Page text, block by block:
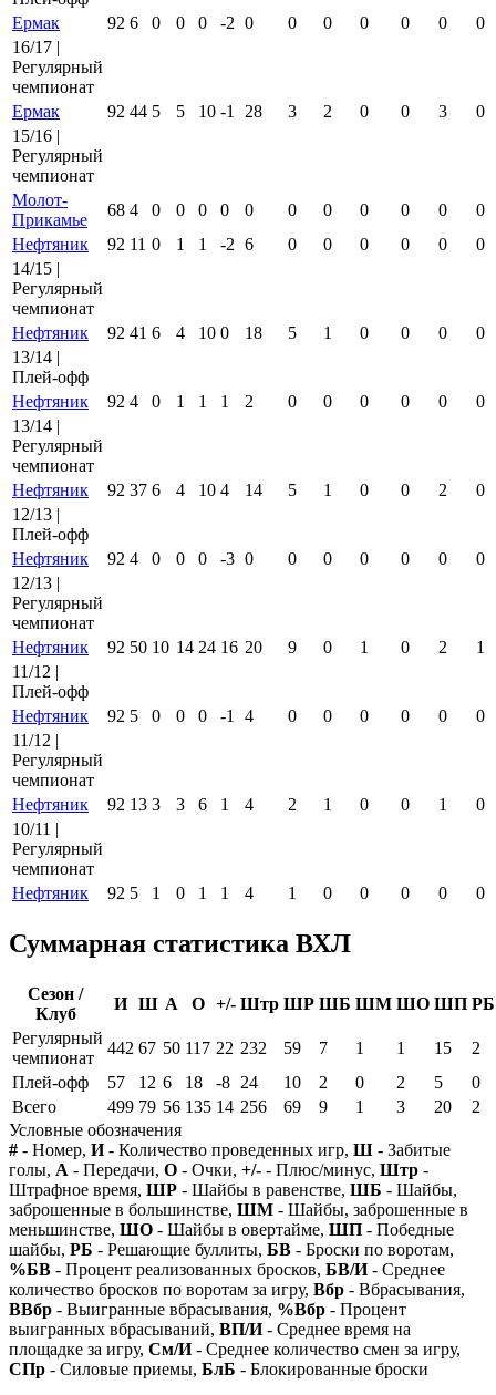
Ермак
92 6 0 0 0 -2 0 0 0 0 0 0
0
16/17 |
Регулярный
чемпионат
Ермак
92 44 5 5 10 -1 28 3 2 0 0 3
0
15/16 |
Регулярный
чемпионат
Молот-
Прикамье
68 4 0 0 0 0 0 0 0 0 0 0
0
Нефтяник
92 11 0 1 1 -2 6 0 0 0 0 0
0
14/15 |
Регулярный
чемпионат
Нефтяник
92 41 6 4 10 0 18 5 1 0 0 0
0
13/14 |
Плей-офф
Нефтяник
92 4 0 1 1 1 2 0 0 0 0 0
0
13/14 |
Регулярный
чемпионат
Нефтяник
92 37 6 4 10 4 14 5 1 0 0 2
0
12/13 |
Плей-офф
Нефтяник
92 4 0 0 0 -3 0 0 0 0 0 0
0
12/13 |
Регулярный
чемпионат
Нефтяник
92 50 10 14 24 16 20 9 0 1 0 2
1
11/12 |
Плей-офф
Нефтяник
92 5 0 0 0 -1 4 0 0 0 0 0
0
11/12 |
Регулярный
чемпионат
Нефтяник
92 13 3 3 6 1 4 2 1 0 0 1
0
10/11 |
Регулярный
чемпионат
Нефтяник
92 5 1 0 1 1 4 1 0 0 0 0 0
Суммарная статистика ВХЛ
Сезон /
Клуб
И Ш А О +/- Штр ШР ШБ ШМ ШО ШП РБ
Регулярный
чемпионат
442 67 50 117 22 232 59 7 1 1 15
2
Плей-офф
57 12 6 18 -8 24 10 2 0 2 5
0
Всего
499 79 56 135 14 256 69 9 1 3 20
2
Условные обозначения
# - Номер, И- Количество проведенных игр, Ш - Забитые
голы, А - Передачи, О - Очки, +/- - Плюс/минус, Штр -
Штрафное время, ШР - Шайбы в равенстве, ШБ - Шайбы,
заброшенные в большинстве, ШМ - Шайбы, заброшенные в
меньшинстве, ШО - Шайбы в овертайме, ШП - Победные
шайбы, РБ - Решающие буллиты, БВ - Броски по воротам,
%БВ - Процент реализованных бросков, БВ/И- Среднее
количество бросков по воротам за игру, Вбр - Вбрасывания,
ВВбр - Выигранные вбрасывания, %Вбр - Процент
выигранных вбрасываний, ВП/И- Среднее время на
площадке за игру, См/И- Среднее количество смен за игру,
СПр - Силовые приемы, БлБ - Блокированные броски